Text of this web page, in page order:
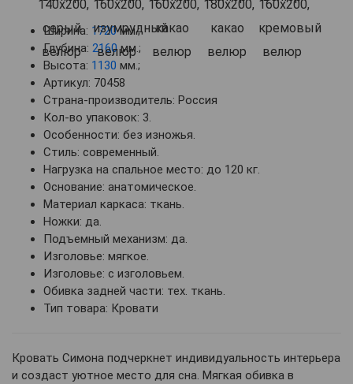
Ширина: 1720мм.;
Глубина: 2160мм.;
Высота: 1130 мм.;
Артикул: 70458
Страна-производитель: Россия
Кол-во упаковок: 3.
Особенности: без изножья.
Стиль: современный.
Нагрузка на спальное место: до 120 кг.
Основание: анатомическое.
Материал каркаса: ткань.
Ножки: да.
Подъемный механизм: да.
Изголовье: мягкое.
Изголовье: с изголовьем.
Обивка задней части: тех. ткань.
Тип товара: Кровати
Кровать Симона подчеркнет индивидуальность интерьера
и создаст уютное место для сна. Мягкая обивка в